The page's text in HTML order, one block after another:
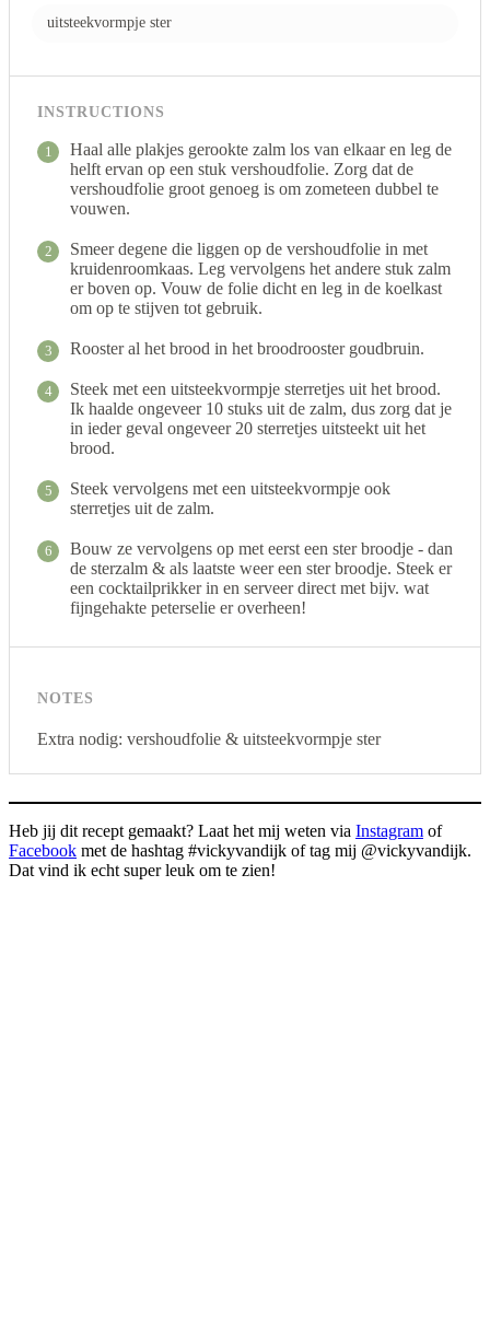
uitsteekvormpje ster
INSTRUCTIONS
1
Haal alle plakjes gerookte zalm los van elkaar en leg de
helft ervan op een stuk vershoudfolie. Zorg dat de
vershoudfolie groot genoeg is om zometeen dubbel te
vouwen.
2
Smeer degene die liggen op de vershoudfolie in met
kruidenroomkaas. Leg vervolgens het andere stuk zalm
er boven op. Vouw de folie dicht en leg in de koelkast
om op te stijven tot gebruik.
3 Rooster al het brood in het broodrooster goudbruin.
4
Steek met een uitsteekvormpje sterretjes uit het brood.
Ik haalde ongeveer 10 stuks uit de zalm, dus zorg dat je
in ieder geval ongeveer 20 sterretjes uitsteekt uit het
brood.
5
Steek vervolgens met een uitsteekvormpje ook
sterretjes uit de zalm.
6
Bouw ze vervolgens op met eerst een ster broodje - dan
de sterzalm & als laatste weer een ster broodje. Steek er
een cocktailprikker in en serveer direct met bijv. wat
fijngehakte peterselie er overheen!
NOTES
Extra nodig: vershoudfolie & uitsteekvormpje ster
Heb jij dit recept gemaakt? Laat het mij weten via Instagram of
Facebook met de hashtag #vickyvandijk of tag mij @vickyvandijk.
Dat vind ik echt super leuk om te zien!